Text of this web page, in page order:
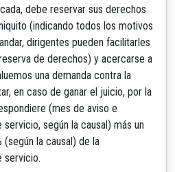
debe reservar sus derechos
(indicando todos los motivos
dirigentes pueden facilitarles
de derechos) y acercarse a
una demanda contra la
en caso de ganar el juicio, por la
(mes de aviso e
según la causal) más un
(según la causal) de la
servicio.